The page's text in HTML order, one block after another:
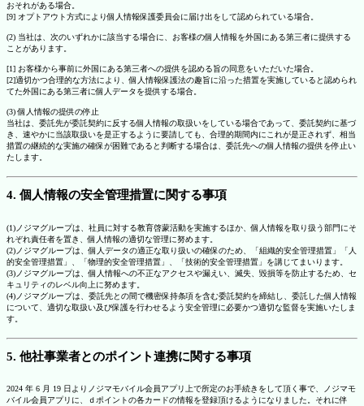
おそれがある場合。
[9] オプトアウト方式により個人情報保護委員会に届け出をして認められている場合。
(2) 当社は、次のいずれかに該当する場合に、お客様の個人情報を外国にある第三者に提供する
ことがあります。
[1] お客様から事前に外国にある第三者への提供を認める旨の同意をいただいた場合。
[2]適切かつ合理的な方法により、個人情報保護法の趣旨に沿った措置を実施していると認められ
てた外国にある第三者に個人データを提供する場合。
(3) 個人情報の提供の停止
当社は、委託先が委託契約に反する個人情報の取扱いをしている場合であって、委託契約に基づ
き、速やかに当該取扱いを是正するように要請しても、合理的期間内にこれが是正されず、相当
措置の継続的な実施の確保が困難であると判断する場合は、委託先への個人情報の提供を停止い
たします。
4. 個人情報の安全管理措置に関する事項
(1)ノジマグループは、社員に対する教育啓蒙活動を実施するほか、個人情報を取り扱う部門にそ
れぞれ責任者を置き、個人情報の適切な管理に努めます。
(2)ノジマグループは、個人データの適正な取り扱いの確保のため、「組織的安全管理措置」「人
的安全管理措置」、「物理的安全管理措置」、「技術的安全管理措置」を講じてまいります。
(3)ノジマグループは、個人情報への不正なアクセスや漏えい、滅失、毀損等を防止するため、セ
キュリティのレベル向上に努めます。
(4)ノジマグループは、委託先との間で機密保持条項を含む委託契約を締結し、委託した個人情報
について、適切な取扱い及び保護を行わせるよう安全管理に必要かつ適切な監督を実施いたしま
す。
5. 他社事業者とのポイント連携に関する事項
2024 年 6 月 19 日よりノジマモバイル会員アプリ上で所定のお手続きをして頂く事で、ノジマモ
バイル会員アプリに、ｄポイントの各カードの情報を登録頂けるようになりました。それに伴